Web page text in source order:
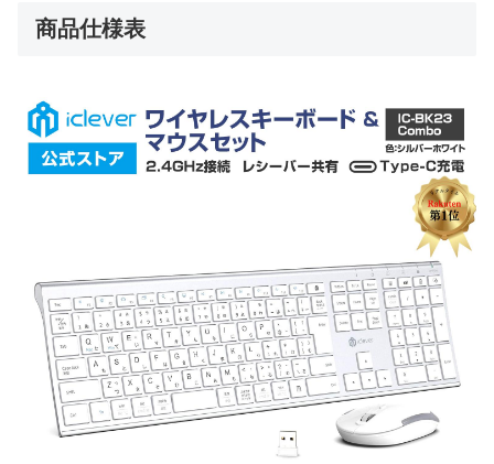
商品仕様表